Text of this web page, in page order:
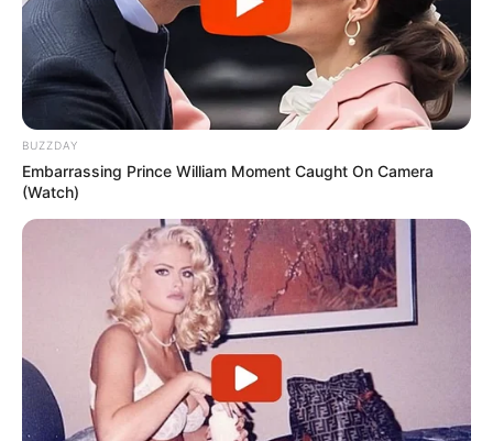
BUZZDAY
Embarrassing Prince William Moment Caught On Camera
(Watch)